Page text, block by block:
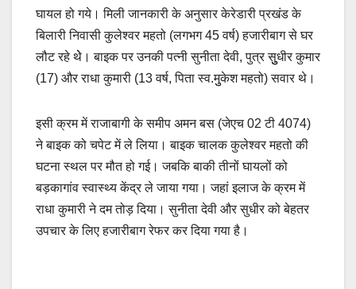
घायल हो गये। मिली जानकारी के अनुसार केरेडारी प्रखंड के
बिलारी निवासी कुलेश्वर महतो (लगभग 45 वर्ष) हजारीबाग से घर
लौट रहे थेे। बाइक पर उनकी पत्नी सुनीता देवी, पुत्र सुुुधीर कुमार
(17) और राधा कुमारी (13 वर्ष, पिता स्व.मुुकेश महतो) सवार थे।
इसी क्रम में राजाबागी के समीप अमन बस (जेएच 02 टी 4074)
ने बाइक को चपेट में ले लिया। बाइक चालक कुलेश्वर महतो की
घटना स्थल पर मौत हो गई। जबकि बाकी तीनों घायलों को
बड़कागांव स्वास्थ्य केंद्र ले जाया गया। जहां इलाज के क्रम में
राधा कुमारी ने दम तोड़ दिया। सुनीता देवी और सुधीर को बेहतर
उपचार के लिए हजारीबाग रेफर कर दिया गया है।